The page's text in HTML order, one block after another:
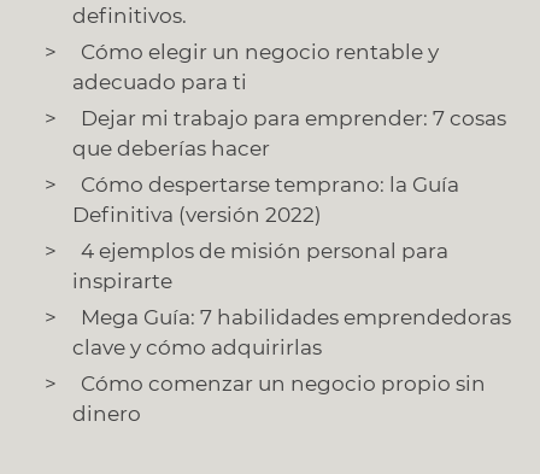
definitivos.
Cómo elegir un negocio rentable y
adecuado para ti
Dejar mi trabajo para emprender: 7 cosas
que deberías hacer
Cómo despertarse temprano: la Guía
Definitiva (versión 2022)
4 ejemplos de misión personal para
inspirarte
Mega Guía: 7 habilidades emprendedoras
clave y cómo adquirirlas
Cómo comenzar un negocio propio sin
dinero